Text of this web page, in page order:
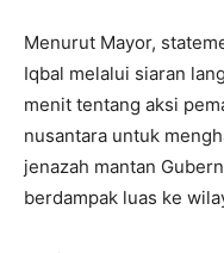
Menurut Mayor,
Iqbal melalui siaran
menit tentang aksi
nusantara untuk
jenazah mantan
berdampak luas ke